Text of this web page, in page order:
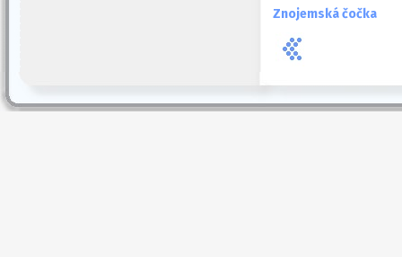
Znojemská čočka